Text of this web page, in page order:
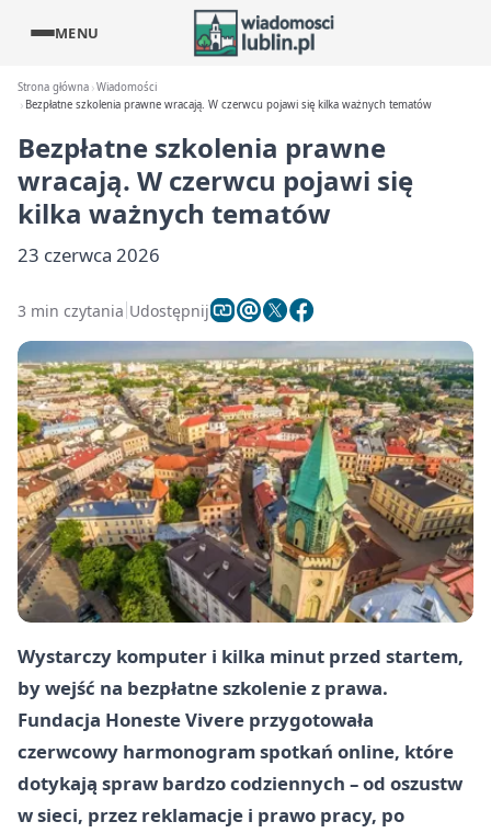
MENU
Strona główna Wiadomości
Bezpłatne szkolenia prawne wracają. W czerwcu pojawi się kilka ważnych tematów
Bezpłatne szkolenia prawne
wracają. W czerwcu pojawi się
kilka ważnych tematów
23 czerwca 2026
3 min czytania Udostępnij
Wystarczy komputer i kilka minut przed startem,
by wejść na bezpłatne szkolenie z prawa.
Fundacja Honeste Vivere przygotowała
czerwcowy harmonogram spotkań online, które
dotykają spraw bardzo codziennych – od oszustw
w sieci, przez reklamacje i prawo pracy, po